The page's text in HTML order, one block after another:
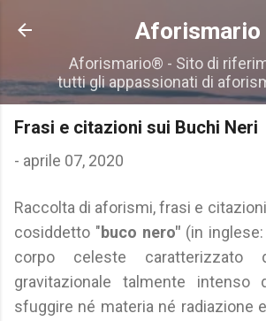
Passa ai contenuti
Aforismario
Aforismario® - Sito di
tutti gli appassionati di
Frasi e citazioni sui Buchi Neri
- aprile 07, 2020
Raccolta di aforismi, frasi e
cosiddetto "buco nero" (in inglese:
corpo celeste
gravitazionale talmente intenso
sfuggire né materia né radiazione